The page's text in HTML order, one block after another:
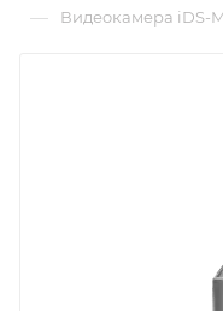
— Видеокамера iDS-